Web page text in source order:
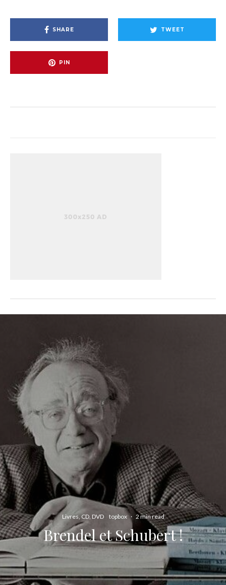
SHARE TWEET
PIN
Livres, CD, DVD topbox · 2 min read
Brendel et Schubert !